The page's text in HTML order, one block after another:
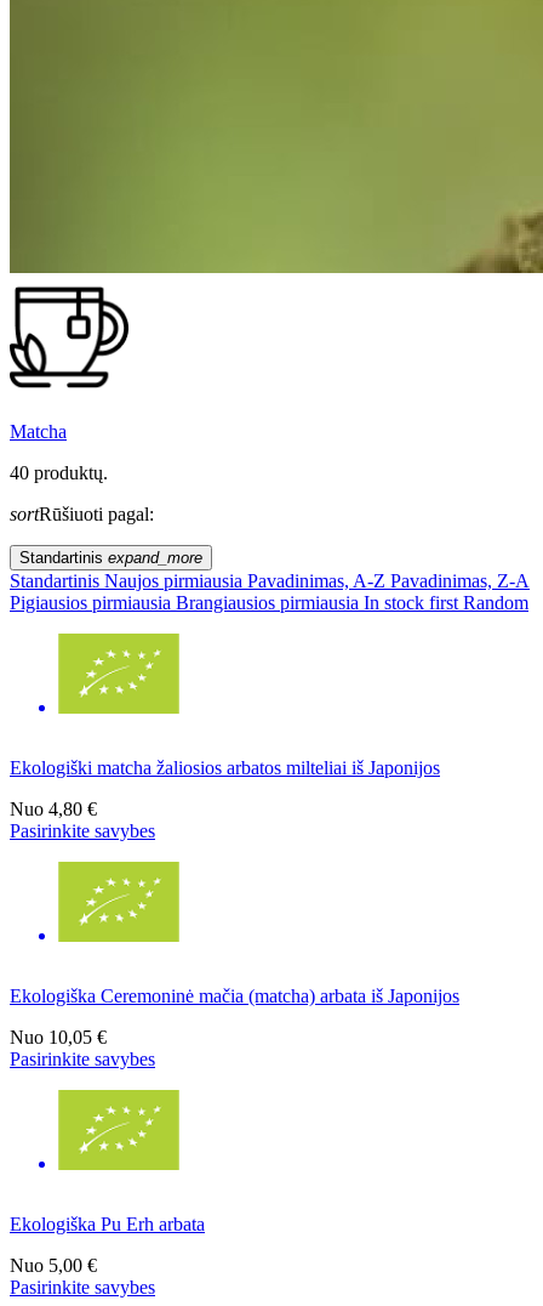
Matcha
40 produktų.
sortRūšiuoti pagal:
Standartinis expand_more
Standartinis Naujos pirmiausia Pavadinimas, A-Z Pavadinimas, Z-A
Pigiausios pirmiausia Brangiausios pirmiausia In stock first Random
Ekologiški matcha žaliosios arbatos milteliai iš Japonijos
Nuo 4,80 €
Pasirinkite savybes
Ekologiška Ceremoninė mačia (matcha) arbata iš Japonijos
Nuo 10,05 €
Pasirinkite savybes
Ekologiška Pu Erh arbata
Nuo 5,00 €
Pasirinkite savybes